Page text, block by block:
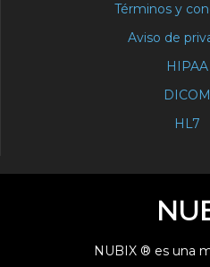
Términos y
Aviso de
HIPAA
DICOM
HL7
NUBIX ® es una